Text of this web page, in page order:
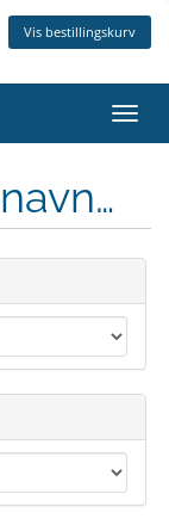
Vis bestillingskurv
Skift